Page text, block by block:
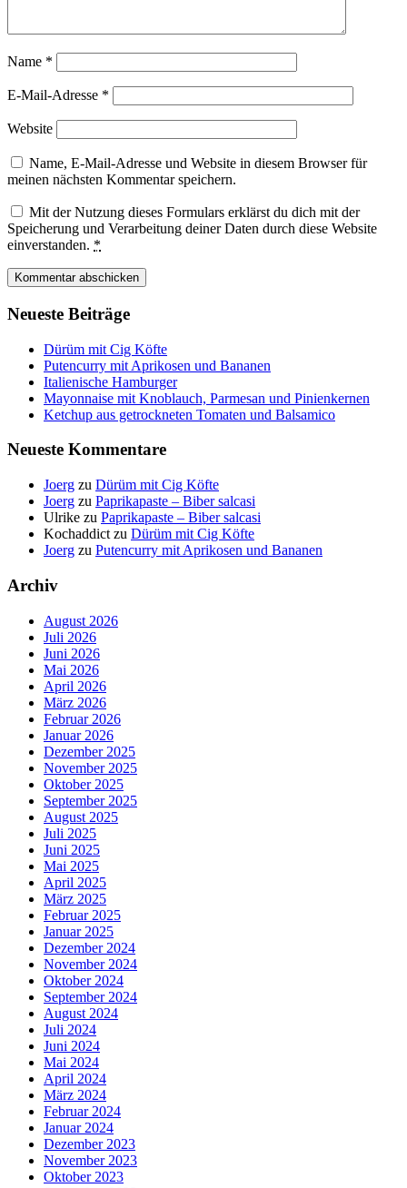
Name *
E-Mail-Adresse *
Website
Name, E-Mail-Adresse und Website in diesem Browser für
meinen nächsten Kommentar speichern.
Mit der Nutzung dieses Formulars erklärst du dich mit der
Speicherung und Verarbeitung deiner Daten durch diese Website
einverstanden. *
Neueste Beiträge
Dürüm mit Cig Köfte
Putencurry mit Aprikosen und Bananen
Italienische Hamburger
Mayonnaise mit Knoblauch, Parmesan und Pinienkernen
Ketchup aus getrockneten Tomaten und Balsamico
Neueste Kommentare
Joerg zu Dürüm mit Cig Köfte
Joerg zu Paprikapaste – Biber salcasi
Ulrike zu Paprikapaste – Biber salcasi
Kochaddict zu Dürüm mit Cig Köfte
Joerg zu Putencurry mit Aprikosen und Bananen
Archiv
August 2026
Juli 2026
Juni 2026
Mai 2026
April 2026
März 2026
Februar 2026
Januar 2026
Dezember 2025
November 2025
Oktober 2025
September 2025
August 2025
Juli 2025
Juni 2025
Mai 2025
April 2025
März 2025
Februar 2025
Januar 2025
Dezember 2024
November 2024
Oktober 2024
September 2024
August 2024
Juli 2024
Juni 2024
Mai 2024
April 2024
März 2024
Februar 2024
Januar 2024
Dezember 2023
November 2023
Oktober 2023